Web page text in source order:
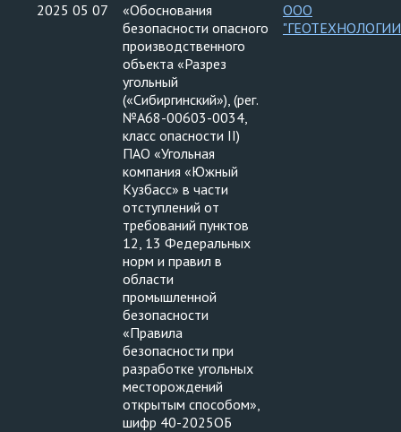
2025 05 07
«Обоснования
безопасности опасного
производственного
объекта «Разрез
угольный
(«Сибиргинский»), (рег.
№А68-00603-0034,
класс опасности II)
ПАО «Угольная
компания «Южный
Кузбасс» в части
отступлений от
требований пунктов
12, 13 Федеральных
норм и правил в
области
промышленной
безопасности
«Правила
безопасности при
разработке угольных
месторождений
открытым способом»,
шифр 40-2025ОБ
ООО